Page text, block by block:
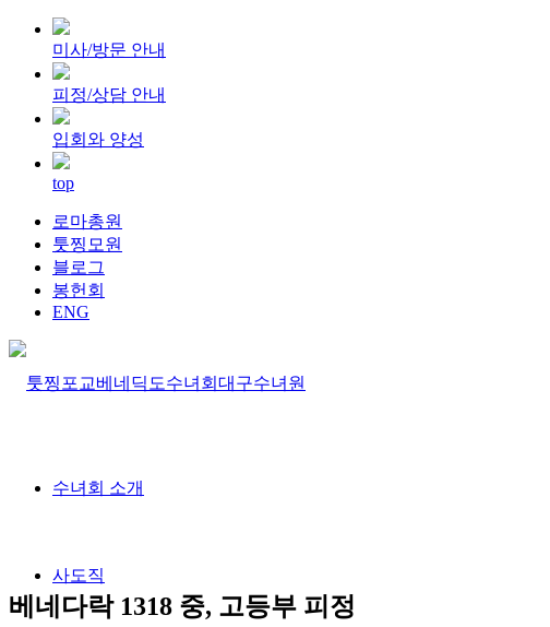
미사/방문 안내
피정/상담 안내
입회와 양성
top
로마총원
툿찡모원
블로그
봉헌회
ENG
수녀회 소개
사도직
베네다락 1318 중, 고등부 피정